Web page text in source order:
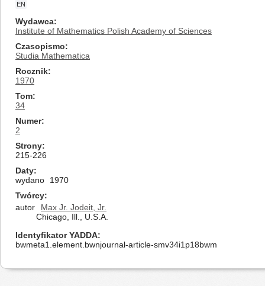
EN
Wydawca
Institute of Mathematics Polish Academy of Sciences
Czasopismo
Studia Mathematica
Rocznik
1970
Tom
34
Numer
2
Strony
215-226
Daty
wydano
1970
Twórcy
autor
Max Jr. Jodeit, Jr.
Chicago, Ill., U.S.A.
Identyfikator YADDA
bwmeta1.element.bwnjournal-article-smv34i1p18bwm